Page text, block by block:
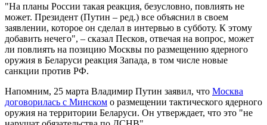
"На планы России такая реакция, безусловно, повлиять не
может. Президент (Путин – ред.) все объяснил в своем
заявлении, которое он сделал в интервью в субботу. К этому
добавить нечего", – сказал Песков, отвечая на вопрос, может
ли повлиять на позицию Москвы по размещению ядерного
оружия в Беларуси реакция Запада, в том числе новые
санкции против РФ.
Напомним, 25 марта Владимир Путин заявил, что Москва
договорилась с Минском о размещении тактического ядерного
оружия на территории Беларуси. Он утверждает, что это "не